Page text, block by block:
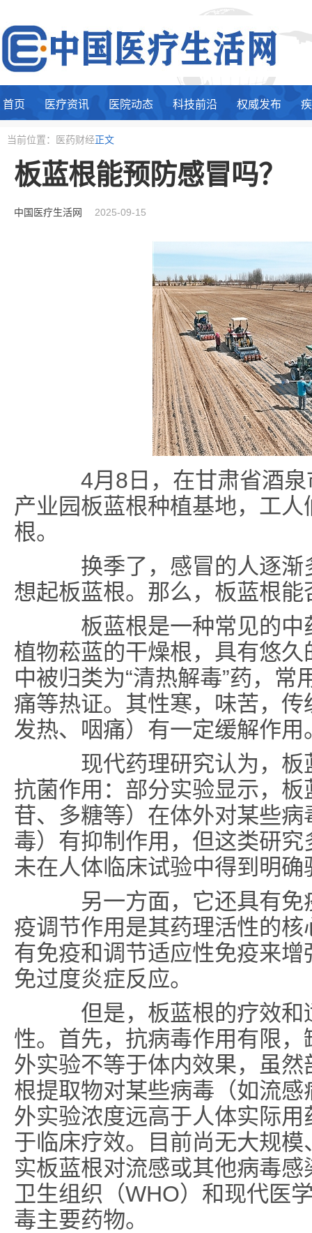
首页 医疗资讯 医院动态 科技前沿 权威发布
当前位置：医药财经正文
板蓝根能预防感冒吗？
中国医疗生活网 2025-09-15
4月8日，在甘肃省酒泉
产业园板蓝根种植基地，工
根。
换季了，感冒的人逐渐
想起板蓝根。那么，板蓝根能
板蓝根是一种常见的中
植物菘蓝的干燥根，具有悠
中被归类为“清热解毒”药，
痛等热证。其性寒，味苦，传
发热、咽痛）有一定缓解作用
现代药理研究认为，板
抗菌作用：部分实验显示，
苷、多糖等）在体外对某些
毒）有抑制作用，但这类研
未在人体临床试验中得到明确
另一方面，它还具有免
疫调节作用是其药理活性的
有免疫和调节适应性免疫来
免过度炎症反应。
但是，板蓝根的疗效和
性。首先，抗病毒作用有限
外实验不等于体内效果，虽
根提取物对某些病毒（如流
外实验浓度远高于人体实际
于临床疗效。目前尚无大规
实板蓝根对流感或其他病毒
卫生组织（WHO）和现代医
毒主要药物。